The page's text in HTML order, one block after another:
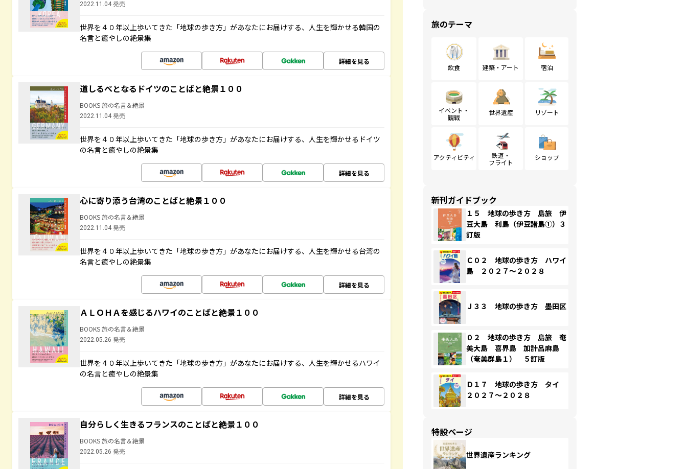
2022.11.04 発売
世界を４０年以上歩いてきた「地球の歩き方」があなたにお届けする、人生を輝かせる韓国の
名言と癒やしの絶景集
詳細を見る
道しるべとなるドイツのことばと絶景１００
BOOKS 旅の名言＆絶景
2022.11.04 発売
世界を４０年以上歩いてきた「地球の歩き方」があなたにお届けする、人生を輝かせるドイツ
の名言と癒やしの絶景集
詳細を見る
心に寄り添う台湾のことばと絶景１００
BOOKS 旅の名言＆絶景
2022.11.04 発売
世界を４０年以上歩いてきた「地球の歩き方」があなたにお届けする、人生を輝かせる台湾の
名言と癒やしの絶景集
詳細を見る
ＡＬＯＨＡを感じるハワイのことばと絶景１００
BOOKS 旅の名言＆絶景
2022.05.26 発売
世界を４０年以上歩いてきた「地球の歩き方」があなたにお届けする、人生を輝かせるハワイ
の名言と癒やしの絶景集
詳細を見る
自分らしく生きるフランスのことばと絶景１００
BOOKS 旅の名言＆絶景
2022.05.26 発売
旅のテーマ
飲食 建築・アート 宿泊
イベント・
観戦
世界遺産 リゾート
アクティビティ
鉄道・
フライト
ショップ
新刊ガイドブック
１５ 地球の歩き方 島旅 伊
豆大島 利島（伊豆諸島①）３
訂版
Ｃ０２ 地球の歩き方 ハワイ
島 ２０２７～２０２８
Ｊ３３ 地球の歩き方 墨田区
０２ 地球の歩き方 島旅 奄
美大島 喜界島 加計呂麻島
（奄美群島１） ５訂版
Ｄ１７ 地球の歩き方 タイ
２０２７～２０２８
特設ページ
世界遺産ランキング